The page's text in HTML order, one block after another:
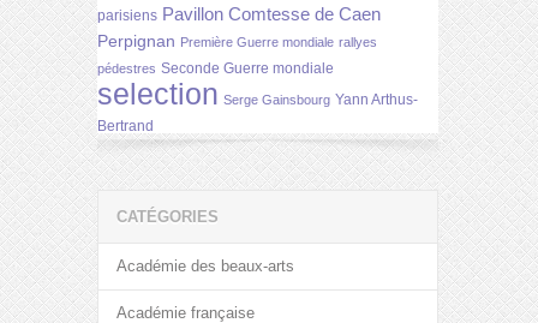
parisiens Pavillon Comtesse de Caen
Perpignan Première Guerre mondiale rallyes
pédestres Seconde Guerre mondiale
selection Serge Gainsbourg Yann Arthus-
Bertrand
CATÉGORIES
Académie des beaux-arts
Académie française